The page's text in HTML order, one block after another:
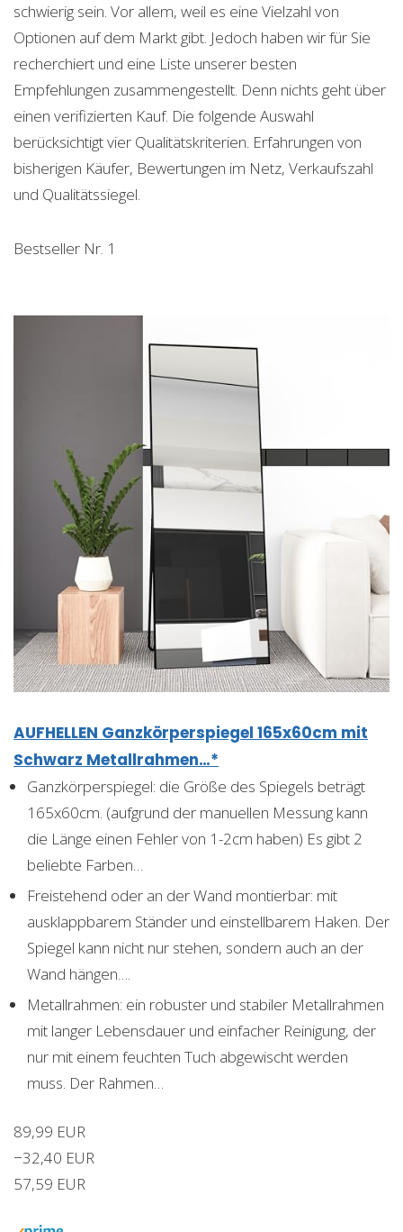
schwierig sein. Vor allem, weil es eine Vielzahl von
Optionen auf dem Markt gibt. Jedoch haben wir für Sie
recherchiert und eine Liste unserer besten
Empfehlungen zusammengestellt. Denn nichts geht über
einen verifizierten Kauf. Die folgende Auswahl
berücksichtigt vier Qualitätskriterien. Erfahrungen von
bisherigen Käufer, Bewertungen im Netz, Verkaufszahl
und Qualitätssiegel.
Bestseller Nr. 1
AUFHELLEN Ganzkörperspiegel 165x60cm mit
Schwarz Metallrahmen…*
Ganzkörperspiegel: die Größe des Spiegels beträgt
165x60cm. (aufgrund der manuellen Messung kann
die Länge einen Fehler von 1-2cm haben) Es gibt 2
beliebte Farben…
Freistehend oder an der Wand montierbar: mit
ausklappbarem Ständer und einstellbarem Haken. Der
Spiegel kann nicht nur stehen, sondern auch an der
Wand hängen….
Metallrahmen: ein robuster und stabiler Metallrahmen
mit langer Lebensdauer und einfacher Reinigung, der
nur mit einem feuchten Tuch abgewischt werden
muss. Der Rahmen…
89,99 EUR
−32,40 EUR
57,59 EUR